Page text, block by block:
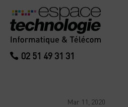
02 51 49 31 31
Mar 11, 2020